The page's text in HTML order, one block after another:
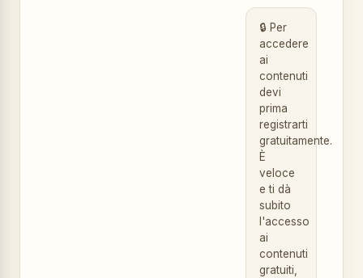
🔒 Per
accedere
ai
contenuti
devi
prima
registrarti
gratuitamente.
È
veloce
e ti dà
subito
l'accesso
ai
contenuti
gratuiti,